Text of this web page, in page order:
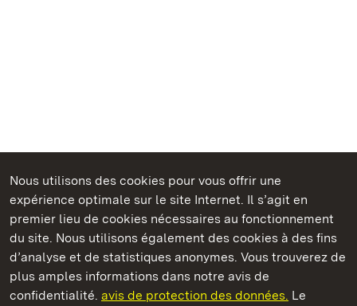
Nous utilisons des cookies pour vous offrir une
expérience optimale sur le site Internet. Il s’agit en
premier lieu de cookies nécessaires au fonctionnement
du site. Nous utilisons également des cookies à des fins
d’analyse et de statistiques anonymes. Vous trouverez de
plus amples informations dans notre avis de
confidentialité. avis de protection des données. Le
Châteaux et jardins publics du Bade-Wurtemberg
Château de Heidelberg